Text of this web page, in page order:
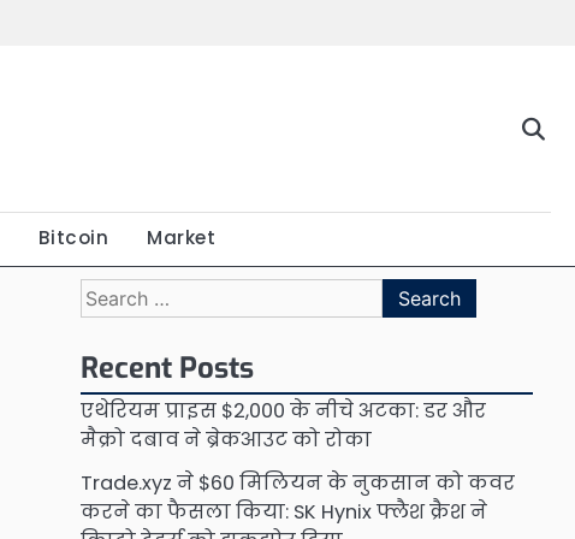
Bitcoin Market
Search
for:
Recent Posts
एथेरियम प्राइस $2,000 के नीचे अटका: डर और
मैक्रो दबाव ने ब्रेकआउट को रोका
Trade.xyz ने $60 मिलियन के नुकसान को कवर
करने का फैसला किया: SK Hynix फ्लैश क्रैश ने